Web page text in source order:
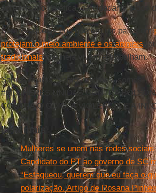
aprendizado da ética, da cidadania e dos
Somos aquelas que querem um país com
protejam o meio ambiente e os animais ,
tradicionaisque nela vivem e trabalham.
Somos muitas, somos milhões, somos:
#MULHERES
UNIDAS CONTRA
CONTRA O ÓDIO, A VIOLÊNCIA E A
Leia mais
Mulheres se unem nas redes
Candidato do PT ao governo de SC
“Esfaqueou, querem que eu faça o
polarização. Artigo de Rosana